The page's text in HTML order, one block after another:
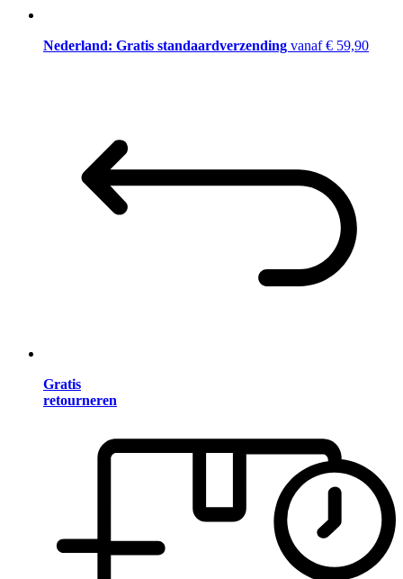
Nederland: Gratis standaardverzending vanaf € 59,90
Gratis
retourneren